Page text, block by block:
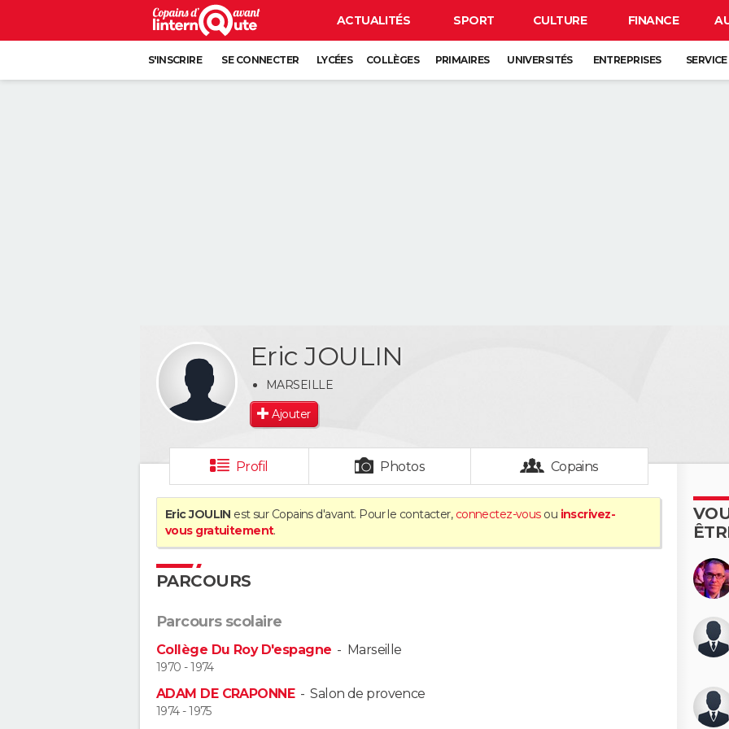
ACTUALITÉS SPORT CULTURE FINANCE
S'INSCRIRE SE CONNECTER LYCÉES COLLÈGES PRIMAIRES UNIVERSITÉS ENTREPRISES
Eric JOULIN
MARSEILLE
Ajouter
Profil Photos Copains
Eric JOULIN est sur Copains d'avant. Pour le contacter, connectez-vousou inscrivez-
vous gratuitement.
PARCOURS
Parcours scolaire
Collège Du Roy D'espagne - Marseille
1970 - 1974
ADAM DE CRAPONNE-Salon de provence
1974 - 1975